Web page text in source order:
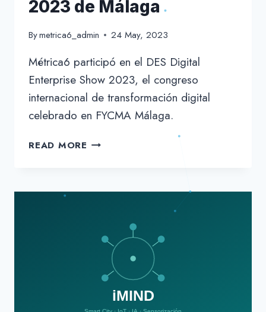
2023 de Málaga
Bymetrica6_admin 24 May, 2023
Métrica6 participó en el DES Digital
Enterprise Show 2023, el congreso
internacional de transformación digital
celebrado en FYCMA Málaga.
READ MORE MÉTRICA6
2023
MÁLAGA